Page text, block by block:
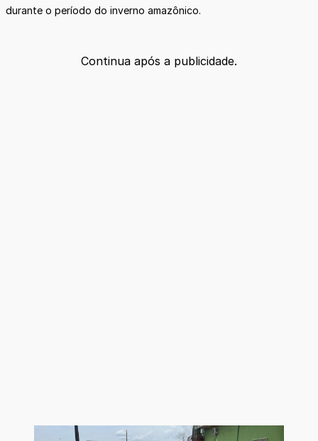
durante o período do inverno amazônico.
Continua após a publicidade.